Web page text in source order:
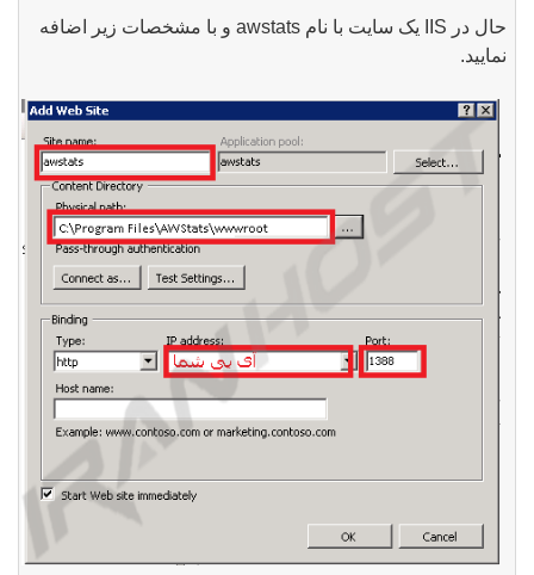
حال در IIS یک سایت با نام awstats و با مشخصات زیر اضافه
نمایید.